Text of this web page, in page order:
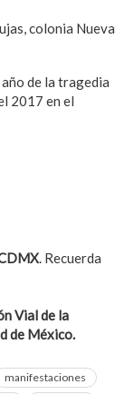
colonia Nueva
de la tragedia
2017 en el
. Recuerda
Vial de la
de México.
manifestaciones